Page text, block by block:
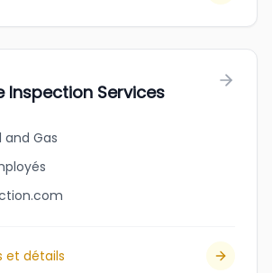
Inspection Services
and Gas
et détails